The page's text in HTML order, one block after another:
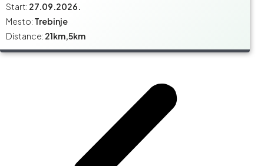
Start: 27.09.2026.
Mesto: Trebinje
Distance: 21km,5km